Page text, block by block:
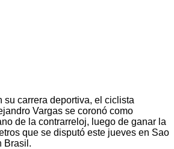
su carrera deportiva, el ciclista
Vargas se coronó como
de la contrarreloj, luego de ganar la
que se disputó este jueves en Sao
Brasil.